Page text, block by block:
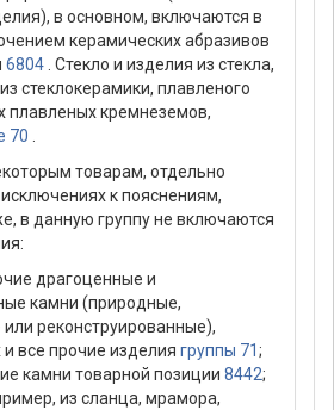
в основном, включаются в
керамических абразивов
6804 . Стекло и изделия из стекла,
стеклокерамики, плавленого
плавленых кремнеземов,
70
товарам, отдельно
к пояснениям,
в данную группу не включаются
драгоценные и
камни (природные,
или реконструированные),
все прочие изделия группы 71;
камни товарной позиции 8442;
из сланца, мрамора,